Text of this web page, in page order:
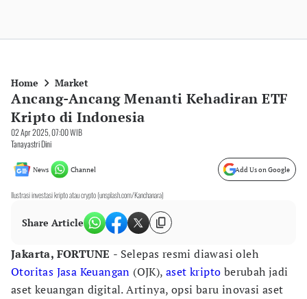
Home Market
Ancang-Ancang Menanti Kehadiran ETF
Kripto di Indonesia
02 Apr 2025, 07:00 WIB
Tanayastri Dini
News Channel Add Us on Google
Ilustrasi investasi kripto atau crypto (unsplash.com/Kanchanara)
Share Article
Jakarta, FORTUNE - Selepas resmi diawasi oleh
Otoritas Jasa Keuangan (OJK),aset kripto berubah jadi
aset keuangan digital. Artinya, opsi baru inovasi aset